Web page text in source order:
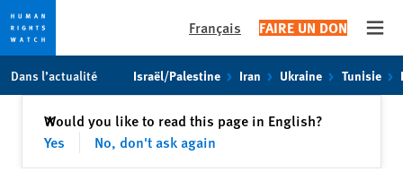
toto
content
Français FAIRE UN DON
Dans l’actualité Israël/Palestine Iran Ukraine Tunisie
Would you like to read this page in English?
Yes
No, don't ask again
✕Fermer